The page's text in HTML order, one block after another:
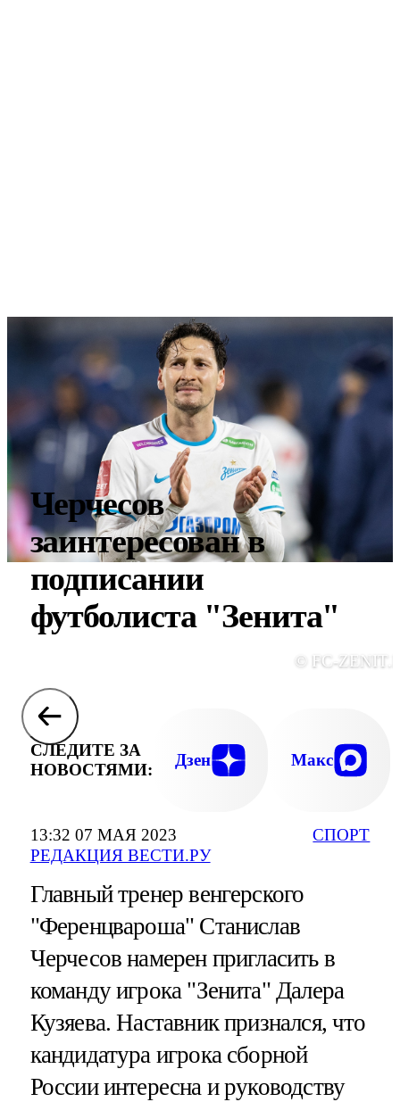
13:32 07 МАЯ 2023
РЕДАКЦИЯ ВЕСТИ.РУ
СПОРТ
Черчесов
заинтересован в
подписании
футболиста "Зенита"
© FC-
СЛЕДИТЕ ЗА
НОВОСТЯМИ:
Дзен Макс
Главный тренер венгерского
"Ференцвароша" Станислав
Черчесов намерен пригласить в
команду игрока "Зенита" Далера
Кузяева. Наставник признался, что
кандидатура игрока сборной
России интересна и руководству